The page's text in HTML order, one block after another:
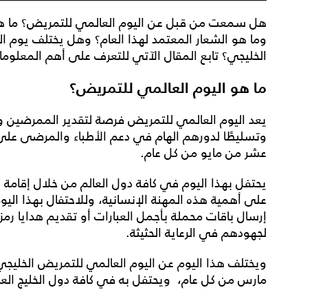
هل سمعت من قبل عن اليوم العالمي للتمريض؟ ما
وما هو الشعار المعتمد لهذا العام؟ وهل يختلف يوم
الخليجي؟ تابع المقال الآتي للتعرف على أهم
ما هو اليوم العالمي للتمريض؟
يعد اليوم العالمي للتمريضفرصة لتقدير الممرضين
وتسليطًا لدورهم الهام في دعم الأطباء والمرضى
عشر من مايو من كل عام.
يحتفل بهذا اليوم في كافة دول العالم من خلال
على أهمية هذه المهنة الإنسانية، وللاحتفال بهذا
إرسال باقات محملة بأجمل العبارات أو تقديم هدايا
لجهودهم في الرعاية الحثيثة.
ويختلف هذا اليوم عن اليوم العالمي للتمريض
مارس من كل عام، ويحتفل به في كافة دول الخليج